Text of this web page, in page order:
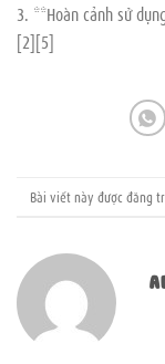
3. **Hoàn cảnh sử
[2][5]
Bài viết này được đăng